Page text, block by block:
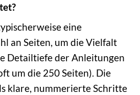
eine
an Seiten, um die Vielfalt
Detailtiefe der Anleitungen
um die 250 Seiten). Die
klare, nummerierte Schritte